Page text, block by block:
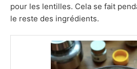
pour les lentilles. Cela se fait
le reste des ingrédients.